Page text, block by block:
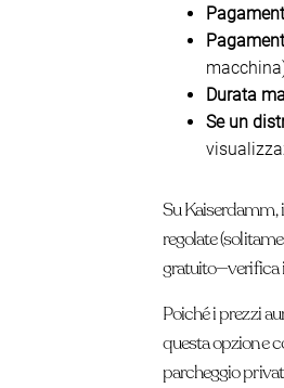
Durata
Se un
Su Kaiserdamm,
regolate
gratuito—verifica
Poiché i prezzi
questa opzione
parcheggio